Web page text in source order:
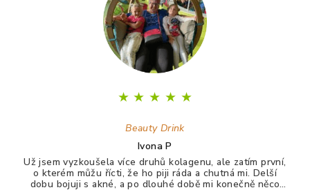
★ ★ ★ ★ ★
Beauty Drink
Ivona P
Už jsem vyzkoušela více druhů kolagenu, ale zatím první,
o kterém můžu řícti, že ho piji ráda a chutná mi. Delší
dobu bojuji s akné, a po dlouhé době mi konečně něco